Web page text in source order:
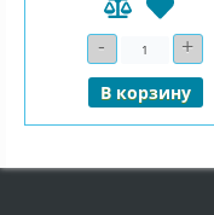
- Количество+
В корзину